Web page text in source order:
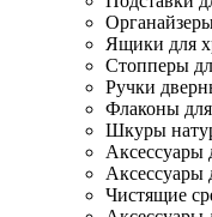
Ящики для
Стопперы
Ручки
Флаконы
Шкуры
Аксессуары
Аксессуары
Чистящие